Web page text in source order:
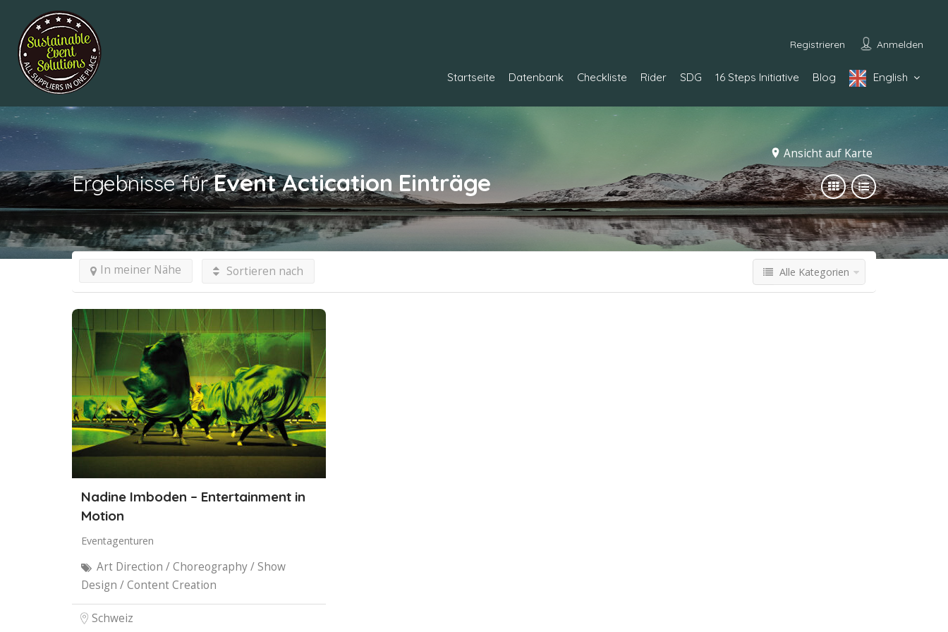
Registrieren Anmelden
Startseite Datenbank Checkliste Rider SDG 16 Steps Initiative Blog English
Ansicht auf Karte
Ergebnisse fürEvent ActicationEinträge
In meiner Nähe Sortieren nach Alle Kategorien
Nadine Imboden – Entertainment in
Motion
Eventagenturen
Art Direction / Choreography / Show
Design / Content Creation
Schweiz